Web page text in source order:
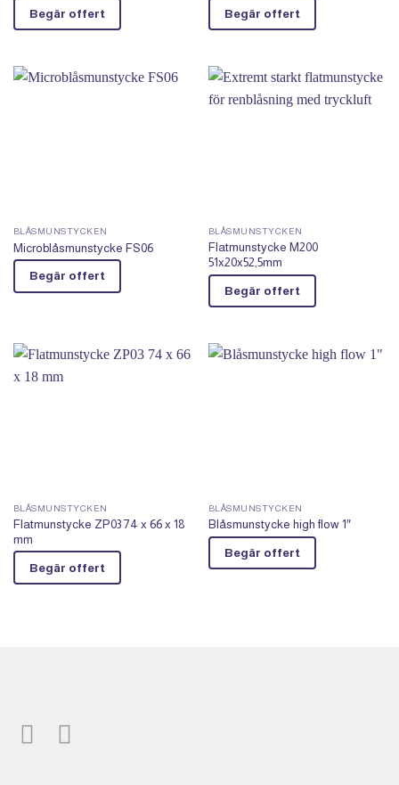
Begär offert Begär offert
BLÅSMUNSTYCKEN
Microblåsmunstycke FS06
Begär offert
BLÅSMUNSTYCKEN
Flatmunstycke M200
51x20x52,5mm
Begär offert
BLÅSMUNSTYCKEN
Flatmunstycke ZP03 74 x 66 x 18
mm
Begär offert
BLÅSMUNSTYCKEN
Blåsmunstycke high flow 1″
Begär offert